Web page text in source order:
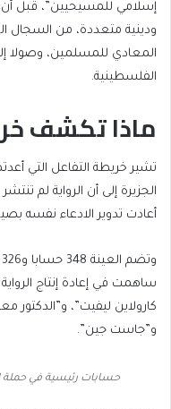
إسلامي للمسيحيين”، قبل
ودينية متعددة، من السجال
المعادي للمسلمين، وصولا
الفلسطينية.
ماذا تكشف
تشير خريطة التفاعل التي
الجزيرة إلى أن الرواية لم
أعادت تدوير الادعاء نفسه
ساهمت في إعادة إنتاج
كارولاين ليفيت”، و”الدكتور
و”جاست جين”.
حسابات رئيسية في حملة